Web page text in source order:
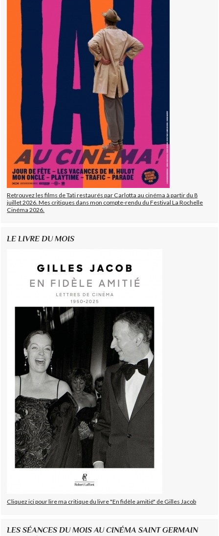
Retrouvez les films de Tati restaurés par Carlotta au cinéma à partir du 8
juillet 2026. Mes critiques dans mon compte-rendu du Festival La Rochelle
Cinéma 2026.
LE LIVRE DU MOIS
Cliquez ici pour lire ma critique du livre "En fidèle amitié" de Gilles Jacob
LES SÉANCES DU MOIS AU CINÉMA SAINT GERMAIN